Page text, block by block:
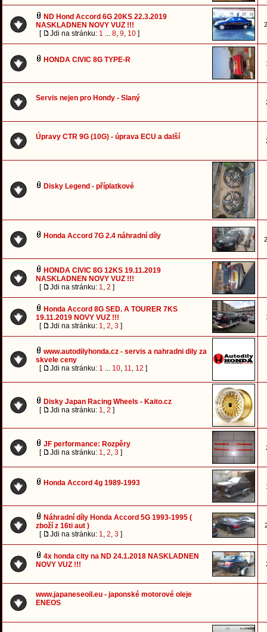
ND Hond Accord 6G 20KS 22.3.2019
NASKLADNEN NOVY VUZ !!!
[
Jdi na stránku: 1 ... 8, 9, 10 ]
HONDA CIVIC 8G TYPE-R
Servis nejen pro Hondy - Slaný
Úpravy CTR 9G (10G) - úprava ECU a další
Disky Legend - příplatkové
Honda Accord 7G 2.4 náhradní díly
HONDA CIVIC 8G 12KS 19.11.2019
NASKLADNEN NOVY VUZ !!!
[
Jdi na stránku: 1, 2 ]
Honda Accord 8G SED. A TOURER 7KS
19.11.2019 NOVY VUZ !!!
[
Jdi na stránku: 1, 2, 3 ]
www.autodilyhonda.cz - servis a nahradni dily za
skvele ceny
[
Jdi na stránku: 1 ... 10, 11, 12 ]
Disky Japan Racing Wheels - Kaito.cz
[
Jdi na stránku: 1, 2 ]
JF performance: Rozpěry
[
Jdi na stránku: 1, 2, 3 ]
Honda Accord 4g 1989-1993
Náhradní díly Honda Accord 5G 1993-1995 (
zboží z 16ti aut )
[
Jdi na stránku: 1, 2, 3 ]
4x honda city na ND 24.1.2018 NASKLADNEN
NOVY VUZ !!!
www.japaneseoil.eu - japonské motorové oleje
ENEOS